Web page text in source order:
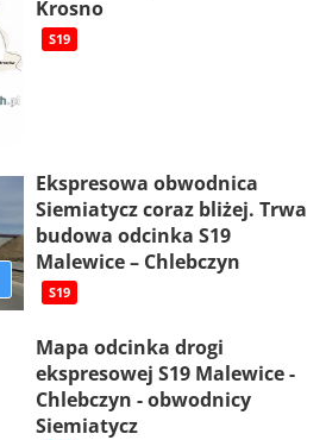
Krosno
S19
Ekspresowa obwodnica
Siemiatycz coraz bliżej. Trwa
budowa odcinka S19
Malewice – Chlebczyn
S19
Mapa odcinka drogi
ekspresowej S19 Malewice -
Chlebczyn - obwodnicy
Siemiatycz